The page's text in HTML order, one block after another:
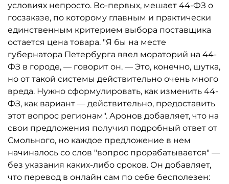
условиях непросто. Во-первых, мешает 44-ФЗ о
госзаказе, по которому главным и практически
единственным критерием выбора поставщика
остается цена товара. "Я бы на месте
губернатора Петербурга ввел мораторий на 44-
ФЗ в городе, — говорит он. — Это, конечно, шутка,
но от такой системы действительно очень много
вреда. Нужно сформулировать, как изменить 44-
ФЗ, как вариант — действительно, предоставить
этот вопрос регионам". Аронов добавляет, что на
свои предложения получил подробный ответ от
Смольного, но каждое предложение в нем
начиналось со слов "вопрос прорабатывается" —
без указания каких-либо сроков. Он добавляет,
что перевод в онлайн сам по себе бесполезен: